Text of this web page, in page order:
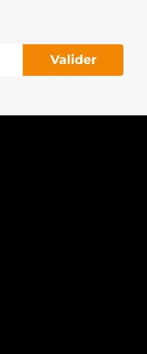
Valider